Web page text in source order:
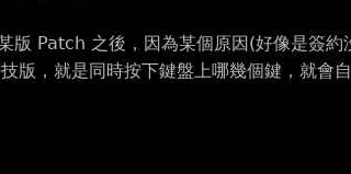
版 Patch 之後，因為某個原因(好像是簽
版，就是同時按下鍵盤上哪幾個鍵，就會